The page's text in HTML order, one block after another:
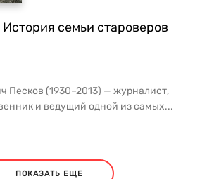
семьи староверов
Песков (1930–2013) — журналист,
и ведущий одной из самых...
ПОКАЗАТЬ ЕЩЕ